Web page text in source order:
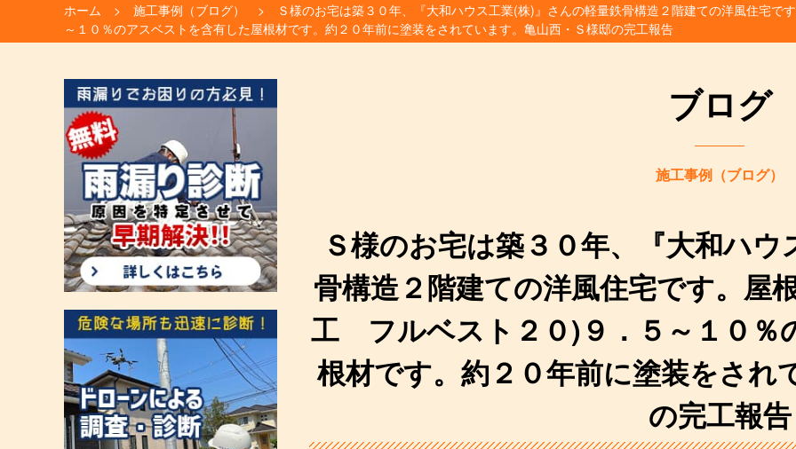
ホーム 施工事例（ブログ）
Ｓ様のお宅は築３０年、『大和ハウス工業(株)』さんの軽量鉄骨構造２階建ての洋風住宅
～１０％のアスベストを含有した屋根材です。約２０年前に塗装をされています。亀山西・Ｓ様邸の完工報告
ブログ
施工事例（ブログ）
Ｓ様のお宅は築３０年、『大和ハ
骨構造２階建ての洋風住宅です。屋
工 フルベスト２０)９．５～１０％
根材です。約２０年前に塗装をされ
の完工報告